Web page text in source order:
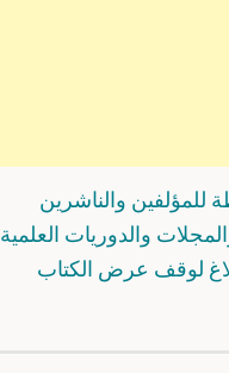
والناشرين
والدوريات العلمية
لوقف عرض الكتاب